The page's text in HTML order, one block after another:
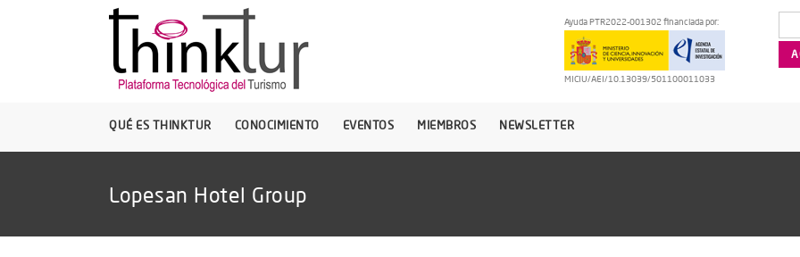
Ayuda PTR2022-001302 financiada por:
MICIU/AEI/10.13039/501100011033
QUÉ ES THINKTUR CONOCIMIENTO EVENTOS MIEMBROS NEWSLETTER
Lopesan Hotel Group